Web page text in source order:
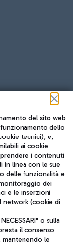
vicinanza
da Roma
del sito web
dello
tecnici), e,
ai cookie
i contenuti
in linea con le sue
delle funzionalità e
dei
e le inserzioni
network (cookie di
o sulla
il consenso
mantenendo le